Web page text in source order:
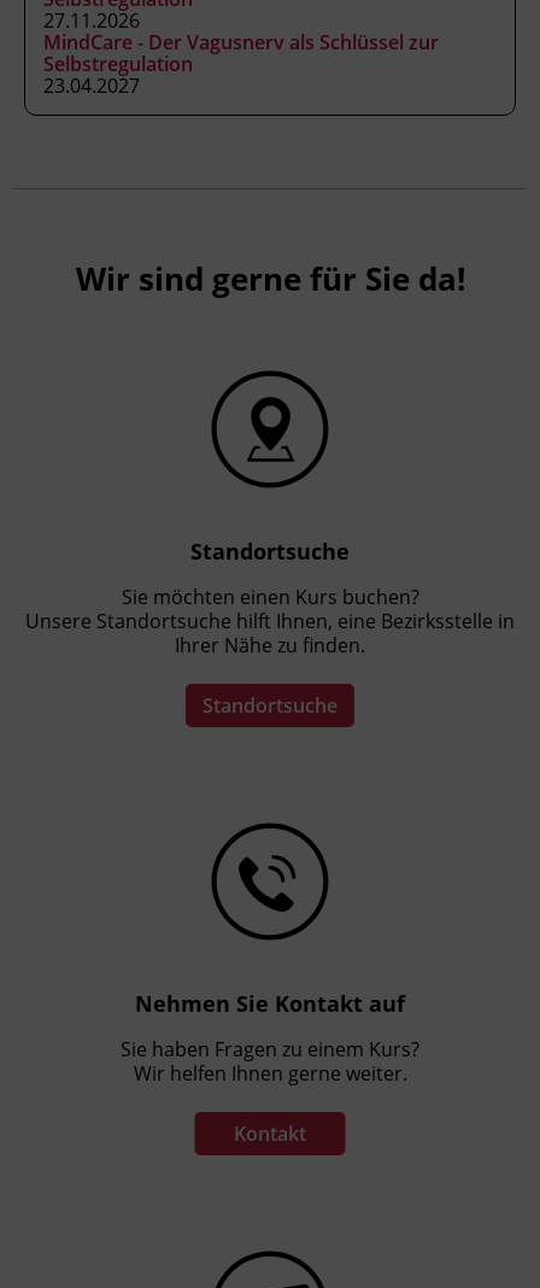
Fachtrainer_in
Kursbesuchsbestätigung
27.11.2026
MindCare - Der Vagusnerv als Schlüssel zur
Selbstregulation
23.04.2027
Wir sind gerne für Sie da!
Standortsuche
Sie möchten einen Kurs buchen?
Unsere Standortsuche hilft Ihnen, eine Bezirksstelle in
Ihrer Nähe zu finden.
Standortsuche
Nehmen Sie Kontakt auf
Sie haben Fragen zu einem Kurs?
Wir helfen Ihnen gerne weiter.
Kontakt